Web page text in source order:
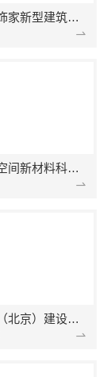
海南万赢饰家新型建筑材料有限公司
福建尚艺空间新材料科技有限公司
中蓝建投（北京）建设有限公司四川第一分公司